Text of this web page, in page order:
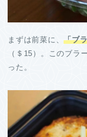
まずは前菜に、「ブ
（＄15）。このブラ
った。